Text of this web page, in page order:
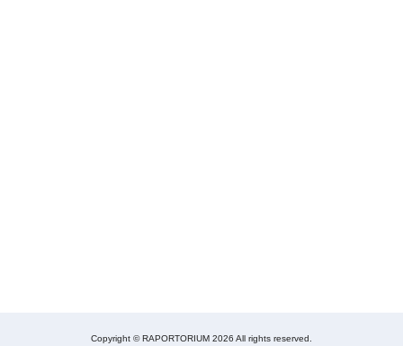
Copyright © RAPORTORIUM 2026 All rights reserved.